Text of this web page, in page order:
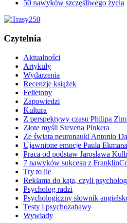
50 nawyków szczęśliwego życia
Czytelnia
Aktualności
Artykuły
Wydarzenia
Recenzje książek
Felietony
Zapowiedzi
Kultura
Z perspektywy czasu Philipa
Złote myśli Stevena Pinkera
Ze świata neuronauki Antonio
Ujawnione emocje Paula Ekmana
Praca od podstaw Jarosława
7 nawyków sukcesu z
Try to lie
Reklama do kąta, czyli
Psycholog radzi
Psychologiczny słownik
Testy i psychozabawy
Wywiady